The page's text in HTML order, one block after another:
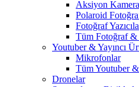
Aksiyon
Polaroid
Fotoğraf
Tüm Fotoğraf &
Youtuber & Yayıncı
Mikrofonlar
Tüm Youtuber
Dronelar